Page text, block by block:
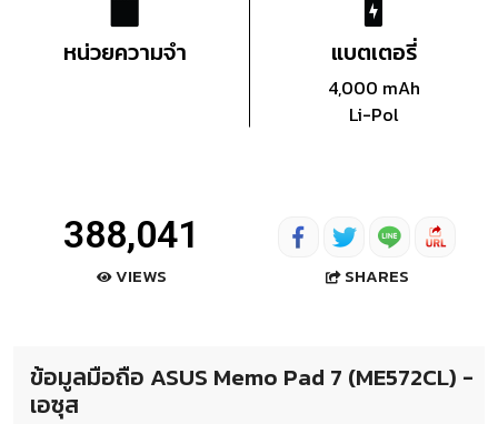
หน่วยความจำ แบตเตอรี่
4,000 mAh
Li-Pol
388,041
VIEWS SHARES
ข้อมูลมือถือ ASUS Memo Pad 7 (ME572CL) -
เอซุส